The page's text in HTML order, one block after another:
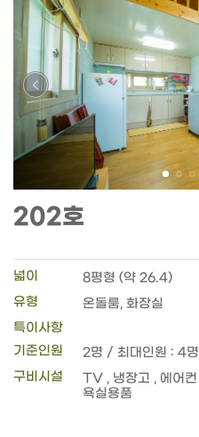
202호
넓이
8평형 (약 26.4)
유형
온돌룸, 화장실
특이사항
기준인원
2명 / 최대인원 : 4명
구비시설